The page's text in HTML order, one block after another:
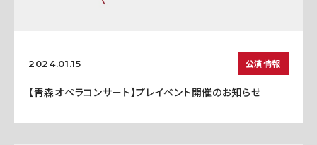
2024.01.15 公演情報
【青森オペラコンサート】プレイベント開催のお知らせ